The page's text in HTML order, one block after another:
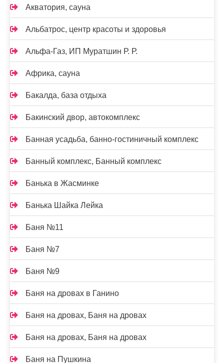
Акватория, сауна
Альбатрос, центр красоты и здоровья
Альфа-Газ, ИП Муратшин Р. Р.
Африка, сауна
Бакалда, база отдыха
Бакинский двор, автокомплекс
Банная усадьба, банно-гостиничный комплекс
Банный комплекс, Банный комплекс
Банька в Жасминке
Банька Шайка Лейка
Баня №11
Баня №7
Баня №9
Баня на дровах в Ганино
Баня на дровах, Баня на дровах
Баня на дровах, Баня на дровах
Баня на Пушкина